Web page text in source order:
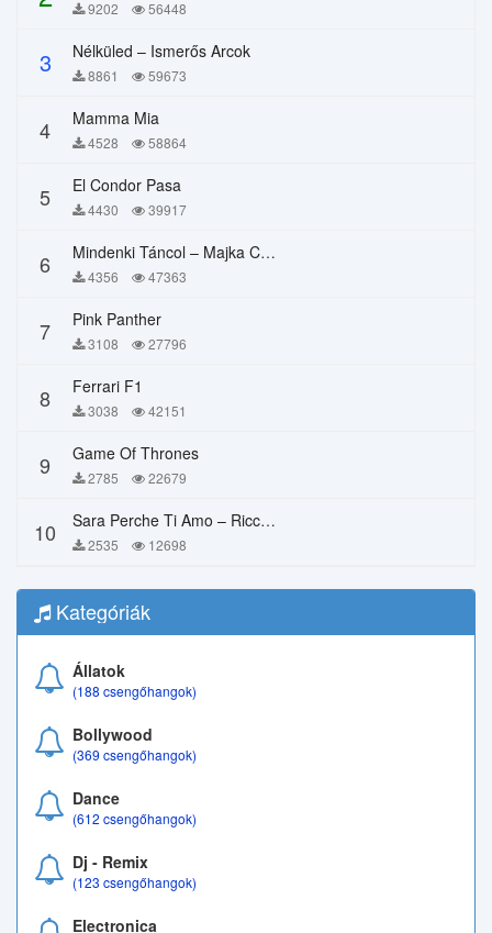
9202 56448
3 Nélküled – Ismerős Arcok
8861 59673
4 Mamma Mia
4528 58864
5 El Condor Pasa
4430 39917
6 Mindenki Táncol – Majka Curtis, Péter Majoros
4356 47363
7 Pink Panther
3108 27796
8 Ferrari F1
3038 42151
9 Game Of Thrones
2785 22679
10 Sara Perche Ti Amo – Ricchi E Poveri
2535 12698
Kategóriák
Állatok
(188 csengőhangok)
Bollywood
(369 csengőhangok)
Dance
(612 csengőhangok)
Dj - Remix
(123 csengőhangok)
Electronica